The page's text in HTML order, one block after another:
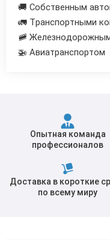
🚚 Собственным
🚛 Транспортными
🚞
🚁 Авиатранспортом
Опытная команда
профессионалов
Доставка в короткие
по всему миру